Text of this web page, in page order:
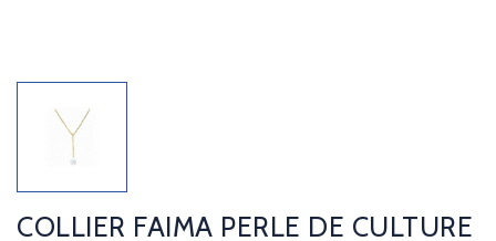
COLLIER FAIMA PERLE DE CULTURE